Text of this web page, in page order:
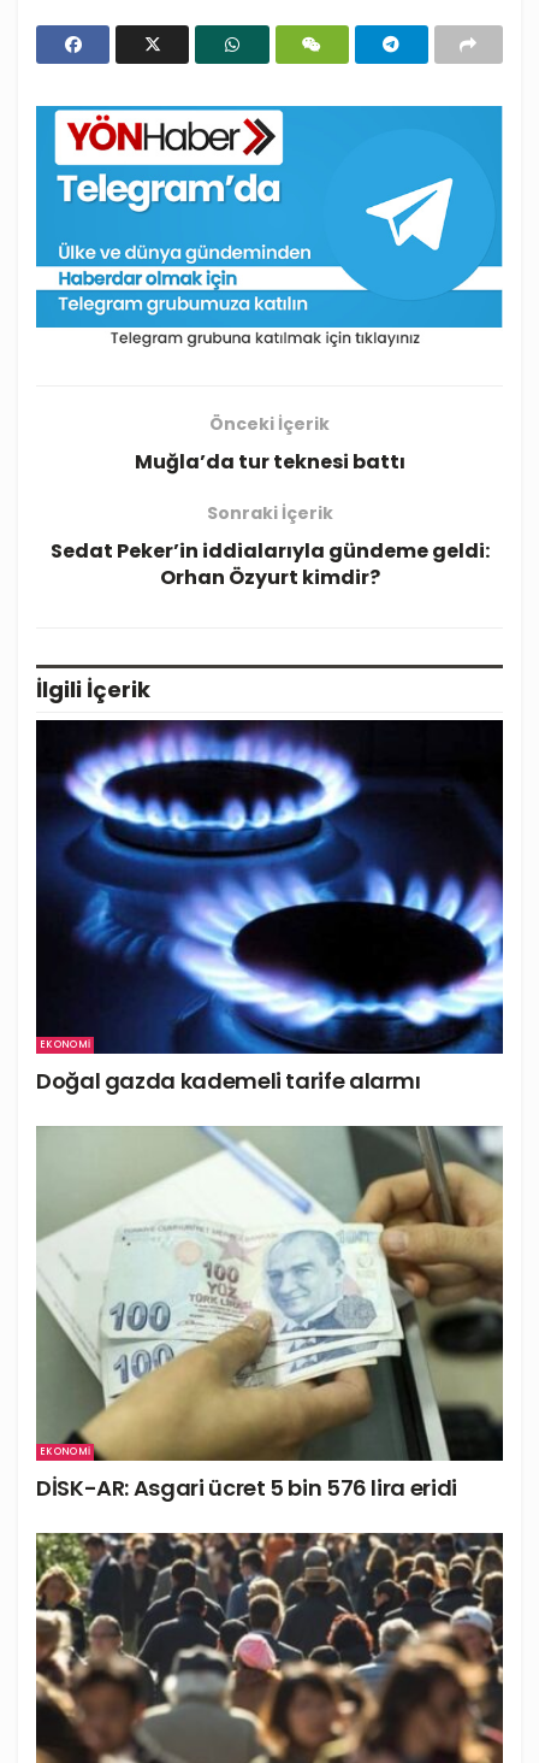
Önceki İçerik
Muğla’da tur teknesi battı
Sonraki İçerik
Sedat Peker’in iddialarıyla gündeme geldi:
Orhan Özyurt kimdir?
İlgili İçerik
EKONOMI
Doğal gazda kademeli tarife alarmı
EKONOMI
DİSK-AR: Asgari ücret 5 bin 576 lira eridi